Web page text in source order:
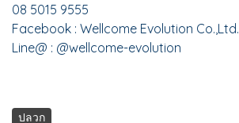
08 5015 9555
Facebook : Wellcome Evolution Co.,Ltd.
Line@ : @wellcome-evolution
ปลวก